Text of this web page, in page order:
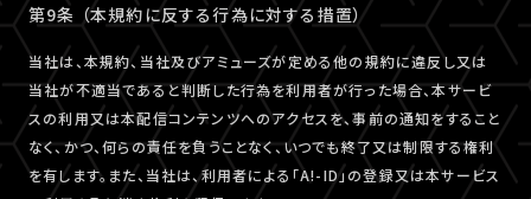
第9条 （本規約に反する行為に対する措置）
当社は、本規約、当社及びアミューズが定める他の規約に違反し又は
当社が不適当であると判断した行為を利用者が行った場合、本サービ
スの利用又は本配信コンテンツへのアクセスを、事前の通知をすること
なく、かつ、何らの責任を負うことなく、いつでも終了又は制限する権利
を有します。また、当社は、利用者による「A!-ID」の登録又は本サービス